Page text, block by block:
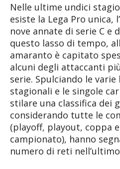
Nelle ultime undici
esiste la Lega Pro unica,
nove annate di serie C e
questo lasso di tempo,
amaranto è capitato
alcuni degli attaccanti
serie. Spulciando le
stagionali e le singole
stilare una classifica dei
considerando tutte le
(playoff, playout, coppa
campionato), hanno
numero di reti